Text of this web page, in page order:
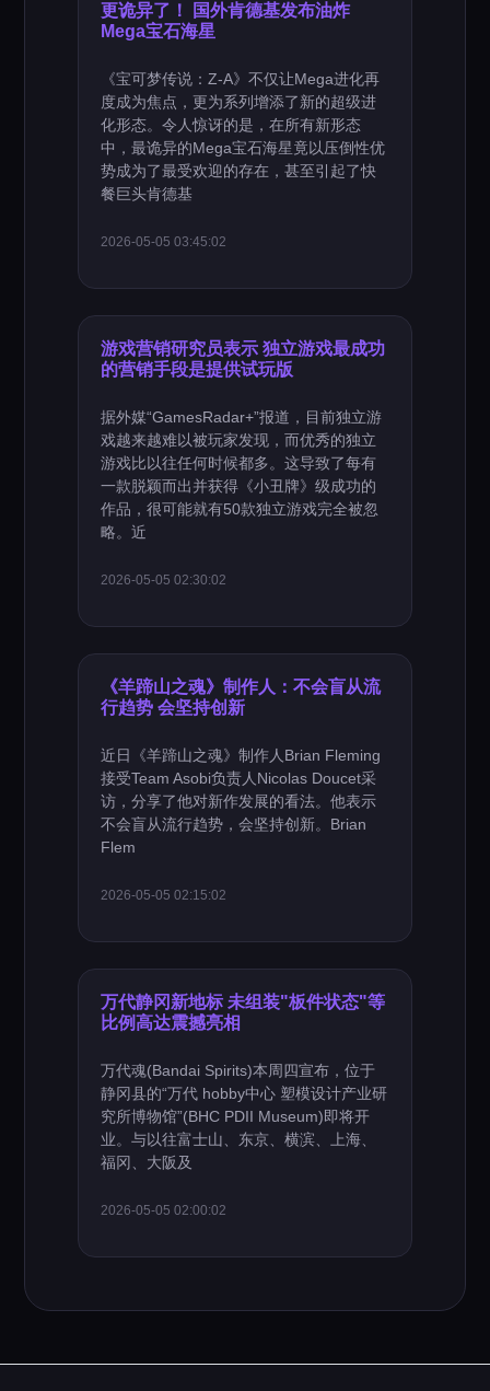
更诡异了！ 国外肯德基发布油炸
Mega宝石海星
《宝可梦传说：Z-A》不仅让Mega进化再
度成为焦点，更为系列增添了新的超级进
化形态。令人惊讶的是，在所有新形态
中，最诡异的Mega宝石海星竟以压倒性优
势成为了最受欢迎的存在，甚至引起了快
餐巨头肯德基
2026-05-05 03:45:02
游戏营销研究员表示 独立游戏最成功
的营销手段是提供试玩版
据外媒“GamesRadar+”报道，目前独立游
戏越来越难以被玩家发现，而优秀的独立
游戏比以往任何时候都多。这导致了每有
一款脱颖而出并获得《小丑牌》级成功的
作品，很可能就有50款独立游戏完全被忽
略。近
2026-05-05 02:30:02
《羊蹄山之魂》制作人：不会盲从流
行趋势 会坚持创新
近日《羊蹄山之魂》制作人Brian Fleming
接受Team Asobi负责人Nicolas Doucet采
访，分享了他对新作发展的看法。他表示
不会盲从流行趋势，会坚持创新。Brian
Flem
2026-05-05 02:15:02
万代静冈新地标 未组装"板件状态"等
比例高达震撼亮相
万代魂(Bandai Spirits)本周四宣布，位于
静冈县的“万代 hobby中心 塑模设计产业研
究所博物馆”(BHC PDII Museum)即将开
业。与以往富士山、东京、横滨、上海、
福冈、大阪及
2026-05-05 02:00:02